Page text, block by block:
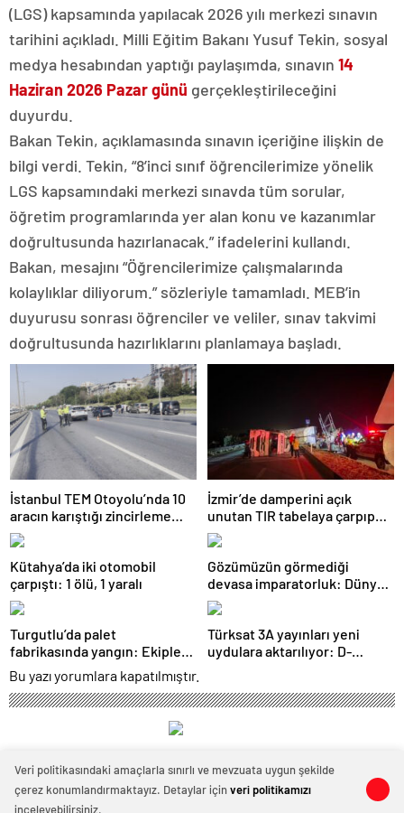
0 0
(LGS) kapsamında yapılacak 2026 yılı merkezi sınavın
tarihini açıkladı. Milli Eğitim Bakanı Yusuf Tekin, sosyal
medya hesabından yaptığı paylaşımda, sınavın 14
Haziran 2026 Pazar günü gerçekleştirileceğini
duyurdu.
Bakan Tekin, açıklamasında sınavın içeriğine ilişkin de
bilgi verdi. Tekin, “8’inci sınıf öğrencilerimize yönelik
LGS kapsamındaki merkezi sınavda tüm sorular,
öğretim programlarında yer alan konu ve kazanımlar
doğrultusunda hazırlanacak.” ifadelerini kullandı.
Bakan, mesajını “Öğrencilerimize çalışmalarında
kolaylıklar diliyorum.” sözleriyle tamamladı. MEB’in
duyurusu sonrası öğrenciler ve veliler, sınav takvimi
doğrultusunda hazırlıklarını planlamaya başladı.
İstanbul TEM Otoyolu’nda 10
aracın karıştığı zincirleme
kaza: Yaralılar var
İzmir’de damperini açık
unutan TIR tabelaya çarpıp
devrildi: 1 yaralı
Kütahya’da iki otomobil
çarpıştı: 1 ölü, 1 yaralı
Gözümüzün görmediği
devasa imparatorluk: Dünya
gerçekten mantarların mı?
Turgutlu’da palet
fabrikasında yangın: Ekipler
müdahale etti
Türksat 3A yayınları yeni
uydulara aktarılıyor: D-
Bu yazı yorumlara kapatılmıştır.
Son Gündem
Veri politikasındaki amaçlarla sınırlı ve mevzuata uygun şekilde
çerez konumlandırmaktayız. Detaylar içinveri politikamızı
inceleyebilirsiniz.